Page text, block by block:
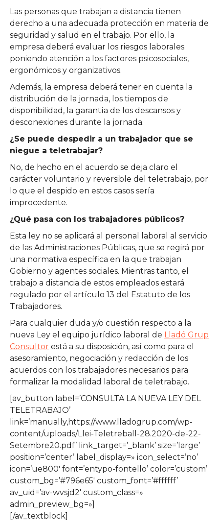
Las personas que trabajan a distancia tienen
derecho a una adecuada protección en materia de
seguridad y salud en el trabajo. Por ello, la
empresa deberá evaluar los riesgos laborales
poniendo atención a los factores psicosociales,
ergonómicos y organizativos.
Además, la empresa deberá tener en cuenta la
distribución de la jornada, los tiempos de
disponibilidad, la garantía de los descansos y
desconexiones durante la jornada.
¿Se puede despedir a un trabajador que se
niegue a teletrabajar?
No, de hecho en el acuerdo se deja claro el
carácter voluntario y reversible del teletrabajo, por
lo que el despido en estos casos sería
improcedente.
¿Qué pasa con los trabajadores públicos?
Esta ley no se aplicará al personal laboral al servicio
de las Administraciones Públicas, que se regirá por
una normativa específica en la que trabajan
Gobierno y agentes sociales. Mientras tanto, el
trabajo a distancia de estos empleados estará
regulado por el artículo 13 del Estatuto de los
Trabajadores.
Para cualquier duda y/o cuestión respecto a la
nueva Ley el equipo jurídico laboral de Lladó Grup
Consultor está a su disposición, así como para el
asesoramiento, negociación y redacción de los
acuerdos con los trabajadores necesarios para
formalizar la modalidad laboral de teletrabajo.
[av_button label=’CONSULTA LA NUEVA LEY DEL
TELETRABAJO’
link=’manually,https://www.lladogrup.com/wp-
content/uploads/Llei-Teletreball-28.2020-de-22-
Setembre20.pdf’ link_target=’_blank’ size=’large’
position=’center’ label_display=» icon_select=’no’
icon=’ue800′ font=’entypo-fontello’ color=’custom’
custom_bg=’#796e65′ custom_font=’#ffffff’
av_uid=’av-wvsjd2′ custom_class=»
admin_preview_bg=»]
[/av_textblock]